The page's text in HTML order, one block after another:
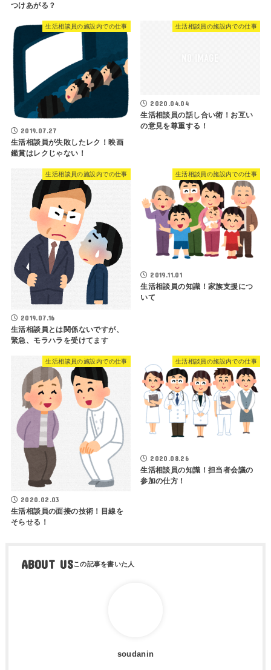
つけあがる？
生活相談員の施設内での仕事
2019.07.27
生活相談員が失敗したレク！映画
鑑賞はレクじゃない！
生活相談員の施設内での仕事
2020.04.04
生活相談員の話し合い術！お互い
の意見を尊重する！
生活相談員の施設内での仕事
2019.07.16
生活相談員とは関係ないですが、
緊急、モラハラを受けてます
生活相談員の施設内での仕事
2019.11.01
生活相談員の知識！家族支援につ
いて
生活相談員の施設内での仕事
2020.02.03
生活相談員の面接の技術！目線を
そらせる！
生活相談員の施設内での仕事
2020.08.26
生活相談員の知識！担当者会議の
参加の仕方！
ABOUT US
soudanin